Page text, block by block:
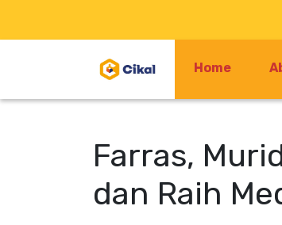
Home
Farras,
dan Raih